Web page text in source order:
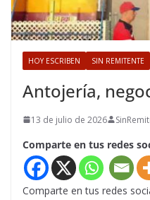
HOY ESCRIBEN SIN REMITENTE
Antojería,
13 de julio de 2026
Comparte en tus redes
Comparte en tus redes